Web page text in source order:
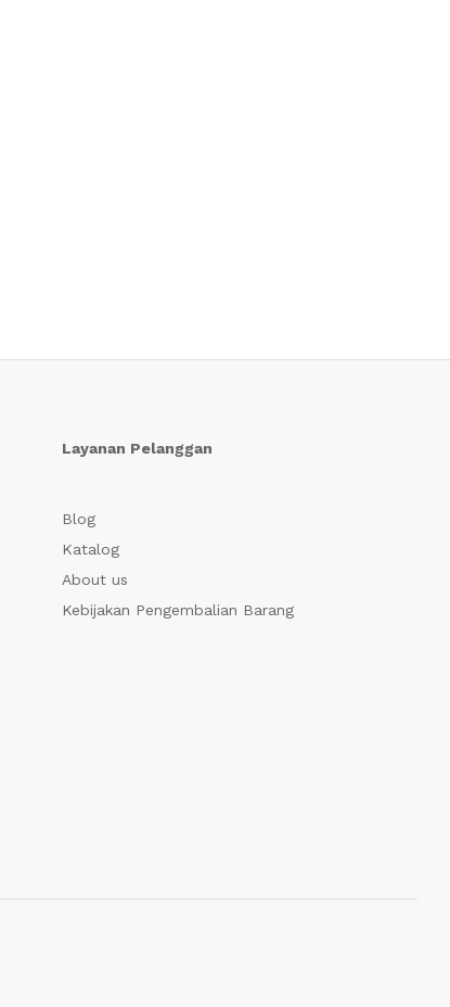
Layanan Pelanggan
Blog
Katalog
About us
Kebijakan Pengembalian Barang